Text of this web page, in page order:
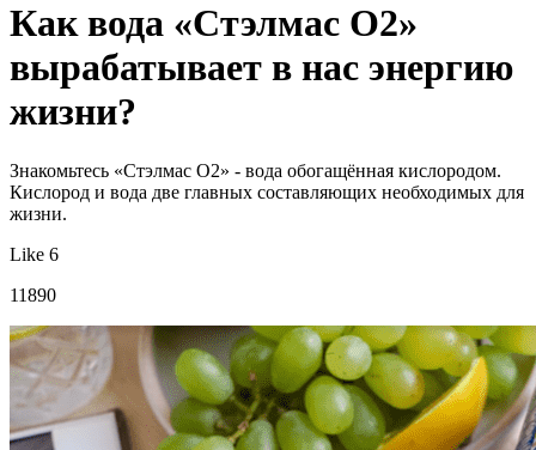
Как вода «Стэлмас О2»
вырабатывает в нас энергию
жизни?
Знакомьтесь «Стэлмас О2» - вода обогащённая кислородом.
Кислород и вода две главных составляющих необходимых для
жизни.
Like 6
11890